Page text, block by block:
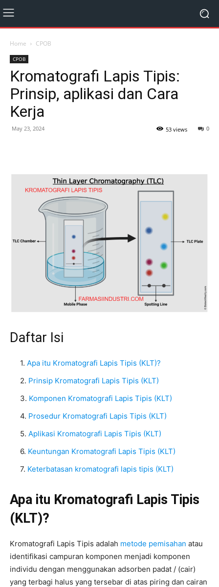
Home CPOB
CPOB
Kromatografi Lapis Tipis:
Prinsip, aplikasi dan Cara
Kerja
May 23, 2024 0
53 views
Daftar Isi
Apa itu Kromatografi Lapis Tipis (KLT)?
Prinsip Kromatografi Lapis Tipis (KLT)
Komponen Kromatografi Lapis Tipis (KLT)
Prosedur Kromatografi Lapis Tipis (KLT)
Aplikasi Kromatografi Lapis Tipis (KLT)
Keuntungan Kromatografi Lapis Tipis (KLT)
Keterbatasan kromatografi lapis tipis (KLT)
Apa itu Kromatografi Lapis Tipis
(KLT)?
Kromatografi Lapis Tipis adalah metode pemisahan atau
identifikasi campuran komponen menjadi komponen
individu dengan menggunakan adsorben padat / (cair)
yang terbagi halus yang tersebar di atas piring dan cairan